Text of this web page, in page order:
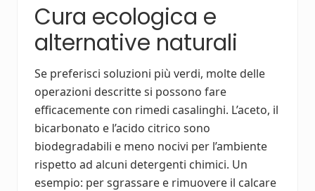
Cura ecologica e
alternative naturali
Se preferisci soluzioni più verdi, molte delle
operazioni descritte si possono fare
efficacemente con rimedi casalinghi. L’aceto, il
bicarbonato e l’acido citrico sono
biodegradabili e meno nocivi per l’ambiente
rispetto ad alcuni detergenti chimici. Un
esempio: per sgrassare e rimuovere il calcare